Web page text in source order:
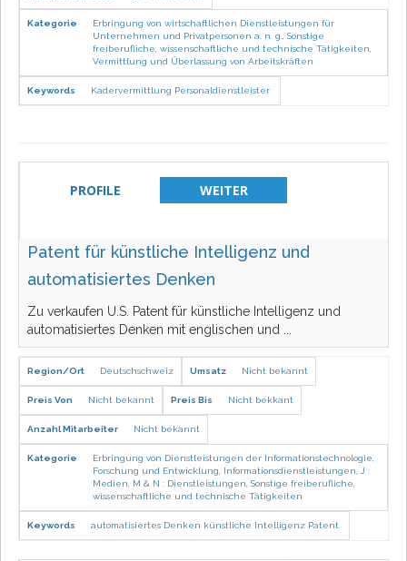
Kategorie
Erbringung von wirtschaftlichen Dienstleistungen für
Unternehmen und Privatpersonen a. n. g.
Sonstige
freiberufliche, wissenschaftliche und technische Tätigkeiten
Vermittlung und Überlassung von Arbeitskräften
Keywords Kadervermittlung Personaldienstleister
PROFILE WEITER
Patent für künstliche Intelligenz und
automatisiertes Denken
Zu verkaufen U.S. Patent für künstliche Intelligenz und
automatisiertes Denken mit englischen und
Region/Ort Deutschschweiz Umsatz Nicht bekannt
Preis Von Nicht bekannt Preis Bis Nicht bekkant
Anzahl Mitarbeiter Nicht bekannt
Kategorie Erbringung von Dienstleistungen der Informationstechnologie
Forschung und Entwicklung
Informationsdienstleistungen
J :
Medien
M & N : Dienstleistungen Sonstige freiberufliche,
wissenschaftliche und technische Tätigkeiten
Keywords automatisiertes Denken künstliche Intelligenz Patent